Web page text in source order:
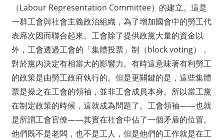
（Labour Representation Committee）的建立。這是
一群工會與社會主義政治組織，為了增加國會中的勞工代
表席次因而聯合起來。工會除了提供政黨大量的資金以
外，工會透過工會的「集體投票」制（block voting），
對於黨內決定有相當大的影響力。有時這意味著有利勞工
的政策是由勞工政府執行的。但是更關鍵的是，這些集體
票是操之在工會的領袖，並非工會成員本身。所以當工黨
在制定政策的時候，這就成為問題了。工會領袖——也就
是所謂工會官僚——其實在社會中佔了一個矛盾的位置。
他們既不是老闆，也不是工人，但是他們的工作就是在工